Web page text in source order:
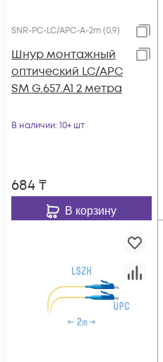
SNR-PC-LC/APC-A-2m (0,9)
Шнур монтажный
оптический LC/APC
SM G.657.A1 2 метра
В наличии: 10+ шт
684₸
В корзину